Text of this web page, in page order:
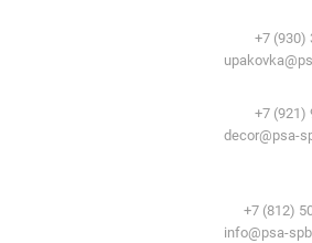
+7 (930)
+7 (921)
decor@psa-
+7 (812)
info@psa-